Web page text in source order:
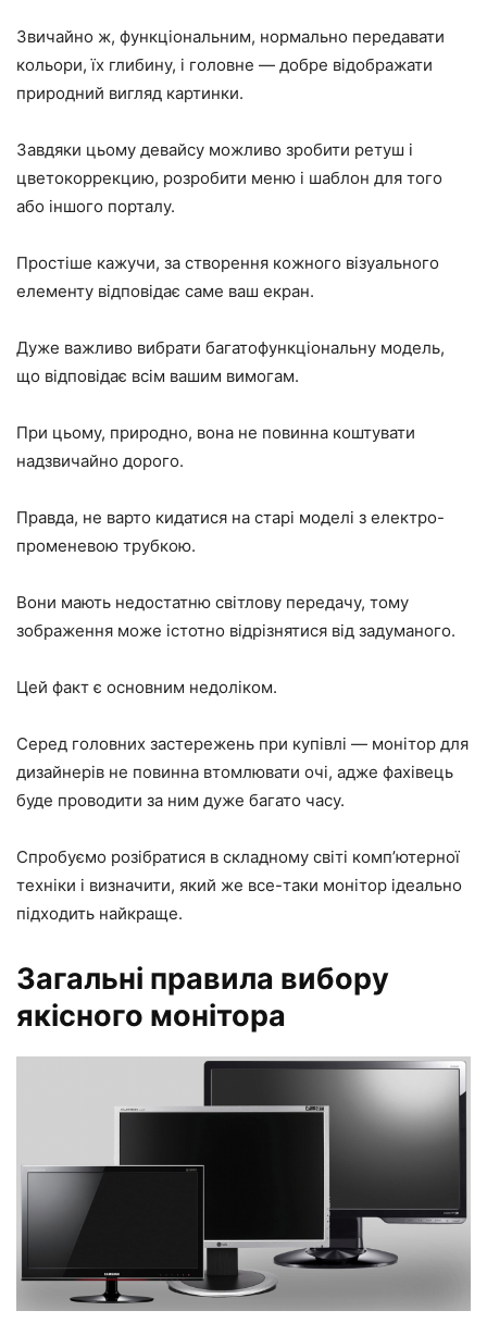
Звичайно ж, функціональним, нормально передавати
кольори, їх глибину, і головне — добре відображати
природний вигляд картинки.
Завдяки цьому девайсу можливо зробити ретуш і
цветокоррекцию, розробити меню і шаблон для того
або іншого порталу.
Простіше кажучи, за створення кожного візуального
елементу відповідає саме ваш екран.
Дуже важливо вибрати багатофункціональну модель,
що відповідає всім вашим вимогам.
При цьому, природно, вона не повинна коштувати
надзвичайно дорого.
Правда, не варто кидатися на старі моделі з електро-
променевою трубкою.
Вони мають недостатню світлову передачу, тому
зображення може істотно відрізнятися від задуманого.
Цей факт є основним недоліком.
Серед головних застережень при купівлі — монітор для
дизайнерів не повинна втомлювати очі, адже фахівець
буде проводити за ним дуже багато часу.
Спробуємо розібратися в складному світі комп’ютерної
техніки і визначити, який же все-таки монітор ідеально
підходить найкраще.
Загальні правила вибору
якісного монітора